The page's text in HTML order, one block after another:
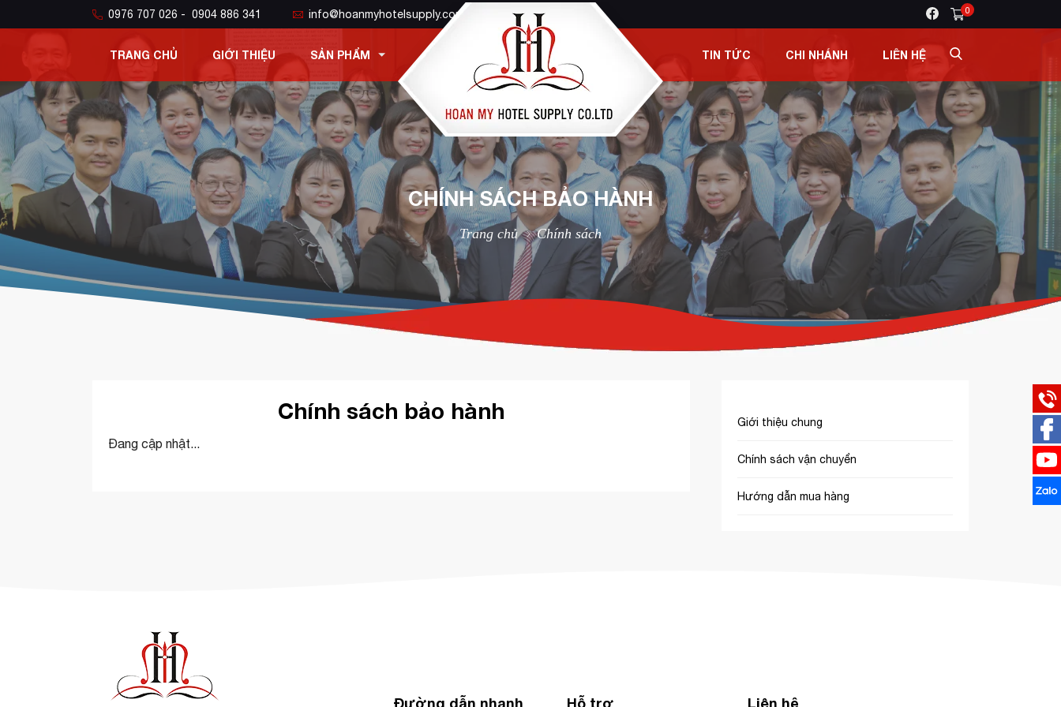
0976 707 026 - 0904 886 341 info@hoanmyhotelsupply.com 0
TRANG CHỦ GIỚI THIỆU SẢN PHẨM TIN TỨC CHI NHÁNH LIÊN HỆ
CHÍNH SÁCH BẢO HÀNH
Trang chủ Chính sách
Chính sách bảo hành
Đang cập nhật...
Giới thiệu chung
Chính sách vận chuyển
Hướng dẫn mua hàng
Đường dẫn nhanh Hỗ trợ Liên hệ